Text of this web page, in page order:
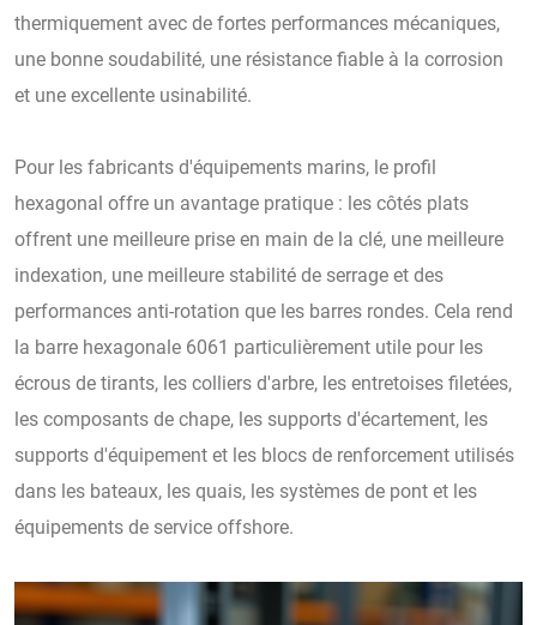
thermiquement avec de fortes performances mécaniques,
une bonne soudabilité, une résistance fiable à la corrosion
et une excellente usinabilité.
Pour les fabricants d'équipements marins, le profil
hexagonal offre un avantage pratique : les côtés plats
offrent une meilleure prise en main de la clé, une meilleure
indexation, une meilleure stabilité de serrage et des
performances anti-rotation que les barres rondes. Cela rend
la barre hexagonale 6061 particulièrement utile pour les
écrous de tirants, les colliers d'arbre, les entretoises filetées,
les composants de chape, les supports d'écartement, les
supports d'équipement et les blocs de renforcement utilisés
dans les bateaux, les quais, les systèmes de pont et les
équipements de service offshore.